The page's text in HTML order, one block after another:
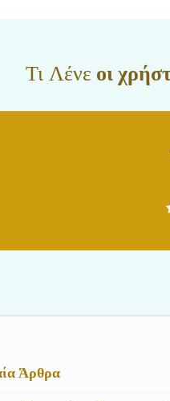
Τι Λένε οι
Άρθρα